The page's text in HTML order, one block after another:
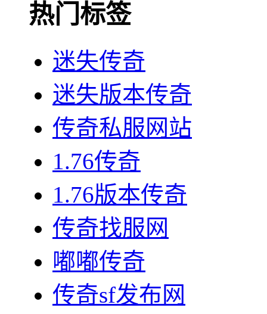
热门标签
迷失传奇
迷失版本传奇
传奇私服网站
1.76传奇
1.76版本传奇
传奇找服网
嘟嘟传奇
传奇sf发布网